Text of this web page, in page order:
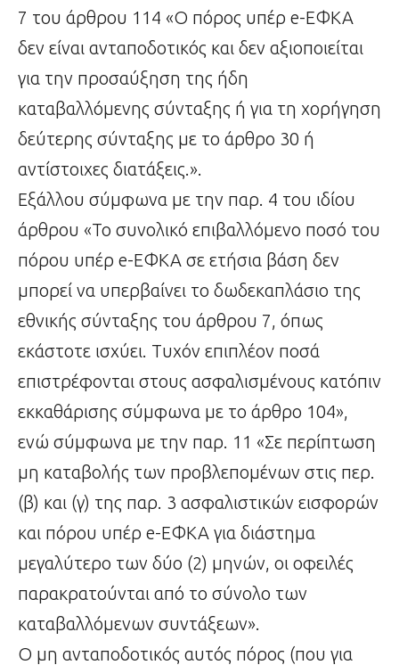
7 του άρθρου 114 «Ο πόρος υπέρ e-ΕΦΚΑ
δεν είναι ανταποδοτικός και δεν αξιοποιείται
για την προσαύξηση της ήδη
καταβαλλόμενης σύνταξης ή για τη χορήγηση
δεύτερης σύνταξης με το άρθρο 30 ή
αντίστοιχες διατάξεις.».
Εξάλλου σύμφωνα με την παρ. 4 του ιδίου
άρθρου «Το συνολικό επιβαλλόμενο ποσό του
πόρου υπέρ e-ΕΦΚΑ σε ετήσια βάση δεν
μπορεί να υπερβαίνει το δωδεκαπλάσιο της
εθνικής σύνταξης του άρθρου 7, όπως
εκάστοτε ισχύει. Τυχόν επιπλέον ποσά
επιστρέφονται στους ασφαλισμένους κατόπιν
εκκαθάρισης σύμφωνα με το άρθρο 104»,
ενώ σύμφωνα με την παρ. 11 «Σε περίπτωση
μη καταβολής των προβλεπομένων στις περ.
(β) και (γ) της παρ. 3 ασφαλιστικών εισφορών
και πόρου υπέρ e-ΕΦΚΑ για διάστημα
μεγαλύτερο των δύο (2) μηνών, οι οφειλές
παρακρατούνται από το σύνολο των
καταβαλλόμενων συντάξεων».
Ο μη ανταποδοτικός αυτός πόρος (που για